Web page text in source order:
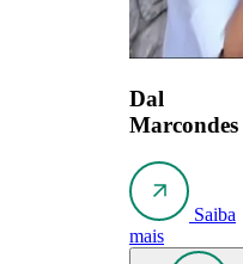
Dal
Marcondes
Saiba
mais